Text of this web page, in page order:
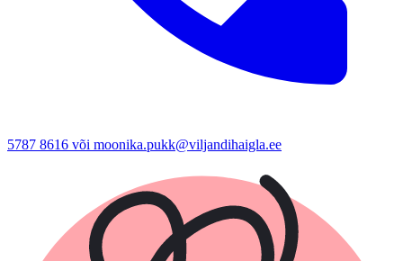
5787 8616 või moonika.pukk@viljandihaigla.ee